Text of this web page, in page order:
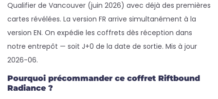
Qualifier de Vancouver (juin 2026) avec déjà des premières
cartes révélées. La version FR arrive simultanément à la
version EN. On expédie les coffrets dès réception dans
notre entrepôt — soit J+0 de la date de sortie. Mis à jour
2026-06.
Pourquoi précommander ce coffret Riftbound
Radiance ?